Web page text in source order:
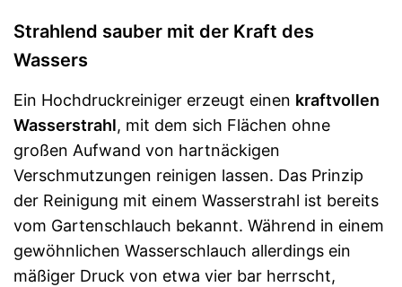
Strahlend sauber mit der Kraft des
Wassers
Ein Hochdruckreiniger erzeugt einen kraftvollen
Wasserstrahl, mit dem sich Flächen ohne
großen Aufwand von hartnäckigen
Verschmutzungen reinigen lassen. Das Prinzip
der Reinigung mit einem Wasserstrahl ist bereits
vom Gartenschlauch bekannt. Während in einem
gewöhnlichen Wasserschlauch allerdings ein
mäßiger Druck von etwa vier bar herrscht,